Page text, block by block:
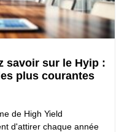
savoir sur le Hyip :
plus courantes
de High Yield
d'attirer chaque année